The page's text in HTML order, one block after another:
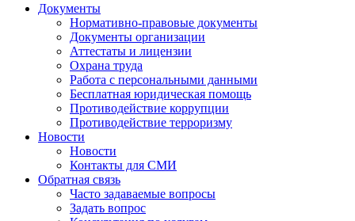
Документы
Нормативно-правовые документы
Документы организации
Аттестаты и лицензии
Охрана труда
Работа с персональными данными
Бесплатная юридическая помощь
Противодействие коррупции
Противодействие терроризму
Новости
Новости
Контакты для СМИ
Обратная связь
Часто задаваемые вопросы
Задать вопрос